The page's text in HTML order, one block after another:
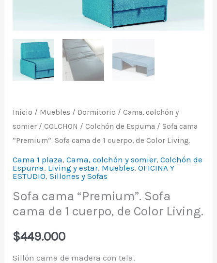
Inicio / Muebles / Dormitorio /Cama, colchón y
somier /COLCHON /Colchón de Espuma / Sofa cama
“Premium”. Sofa cama de 1 cuerpo, de Color Living.
Cama 1 plaza,Cama, colchón y somier,Colchón de
Espuma, Living y estar, Muebles,OFICINA Y
ESTUDIO,Sillones y Sofas
Sofa cama “Premium”. Sofa
cama de 1 cuerpo, de Color Living.
$449.000
Sillón cama de madera con tela.
cuerpo,
de